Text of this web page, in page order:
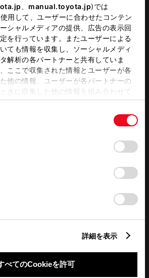
manual.toyota.jp)では
用して、ユーザーに合わせたコンテン
シャルメディアの提供、広告の表示回
を行っています。またユーザーによる
ても情報を収集し、ソーシャルメディ
解析の各パートナーと共有していま
ここで収集された情報とユーザーが各
他の情報、ユーザーが各パートナーの
きに収集した他の情報を組み合わせて
す。当ウェブサイトの使用を続行する
クッキー)が保存されることに同
す。Cookie(クッキー)のオプトアウト、
回したりするにあたっては、当社の
情報の取り扱いについて
」をご覧くだ
詳細を表示
べてのCookieを許可
つ交換用
キッズコーナー
WiFi
この販売店のウェブサイトはこちら